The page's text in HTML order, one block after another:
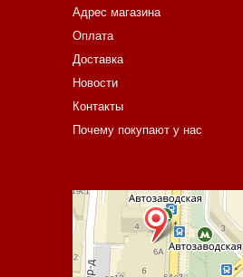
Адрес магазина
Оплата
Доставка
Новости
Контакты
Почему покупают у нас